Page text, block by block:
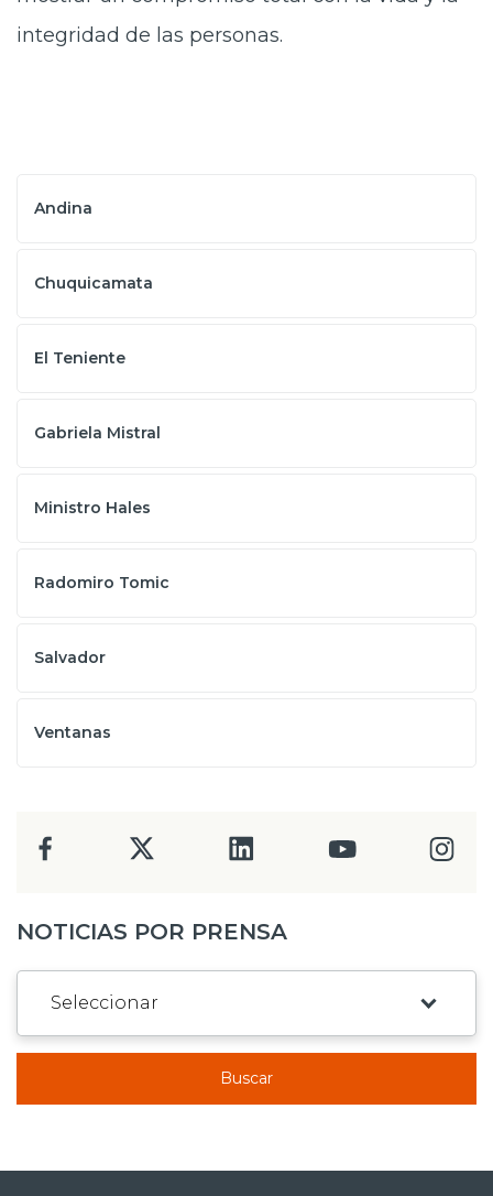
integridad de las personas.
Andina
Chuquicamata
El Teniente
Gabriela Mistral
Ministro Hales
Radomiro Tomic
Salvador
Ventanas
NOTICIAS POR PRENSA
Buscar